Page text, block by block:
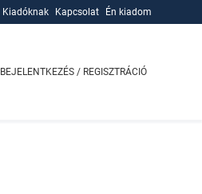
Kiadóknak
Kapcsolat Én kiadom
BEJELENTKEZÉS / REGISZTRÁCIÓ